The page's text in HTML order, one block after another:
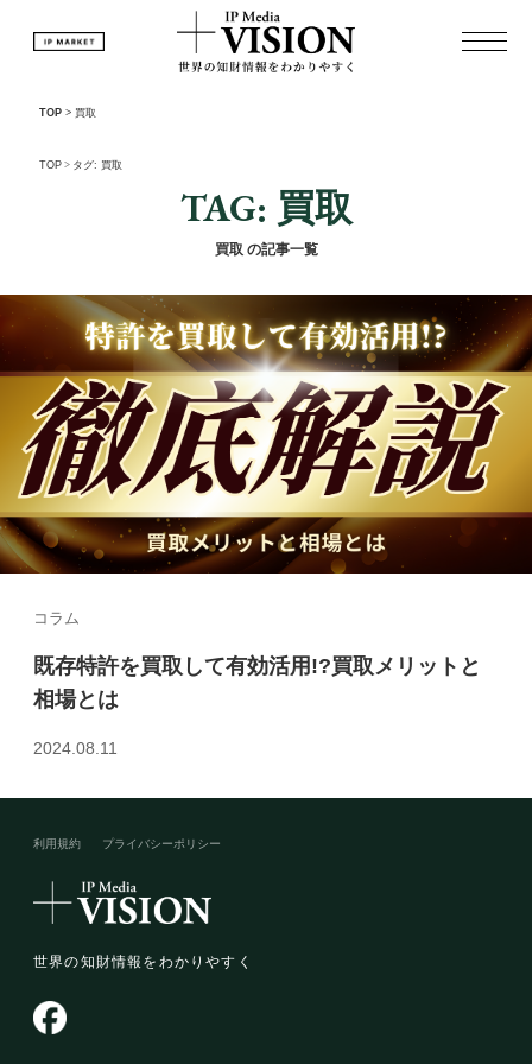
TOP > 買取
TOP > タグ: 買取
TAG: 買取
買取 の記事一覧
コラム
既存特許を買取して有効活用!?買取メリットと
相場とは
2024.08.11
利用規約 プライバシーポリシー​
世界の知財情報をわかりやすく